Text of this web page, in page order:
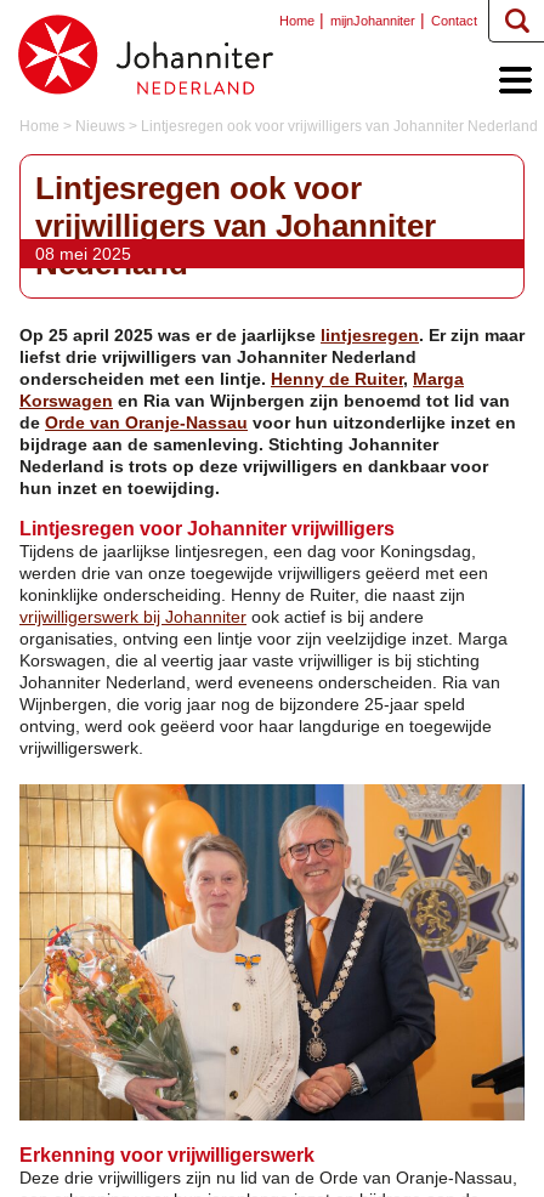
Home mijnJohanniter Contact
Home > Nieuws > Lintjesregen ook voor vrijwilligers van Johanniter Nederland
Lintjesregen ook voor
vrijwilligers van Johanniter
Nederland
08 mei 2025
Op 25 april 2025 was er de jaarlijkse lintjesregen. Er zijn maar
liefst drie vrijwilligers van Johanniter Nederland
onderscheiden met een lintje. Henny de Ruiter, Marga
Korswagen en Ria van Wijnbergen zijn benoemd tot lid van
de Orde van Oranje-Nassau voor hun uitzonderlijke inzet en
bijdrage aan de samenleving. Stichting Johanniter
Nederland is trots op deze vrijwilligers en dankbaar voor
hun inzet en toewijding.
Lintjesregen voor Johanniter vrijwilligers
Tijdens de jaarlijkse lintjesregen, een dag voor Koningsdag,
werden drie van onze toegewijde vrijwilligers geëerd met een
koninklijke onderscheiding. Henny de Ruiter, die naast zijn
vrijwilligerswerk bij Johanniter ook actief is bij andere
organisaties, ontving een lintje voor zijn veelzijdige inzet. Marga
Korswagen, die al veertig jaar vaste vrijwilliger is bij stichting
Johanniter Nederland, werd eveneens onderscheiden. Ria van
Wijnbergen, die vorig jaar nog de bijzondere 25-jaar speld
ontving, werd ook geëerd voor haar langdurige en toegewijde
vrijwilligerswerk.
Erkenning voor vrijwilligerswerk
Deze drie vrijwilligers zijn nu lid van de Orde van Oranje-Nassau,